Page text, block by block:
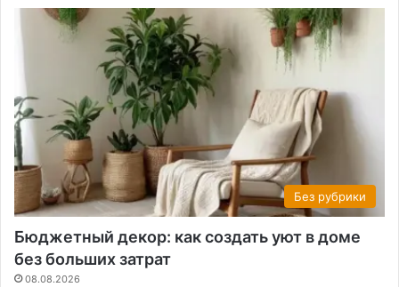
Без рубрики
Бюджетный декор: как создать уют в доме
без больших затрат
08.08.2026